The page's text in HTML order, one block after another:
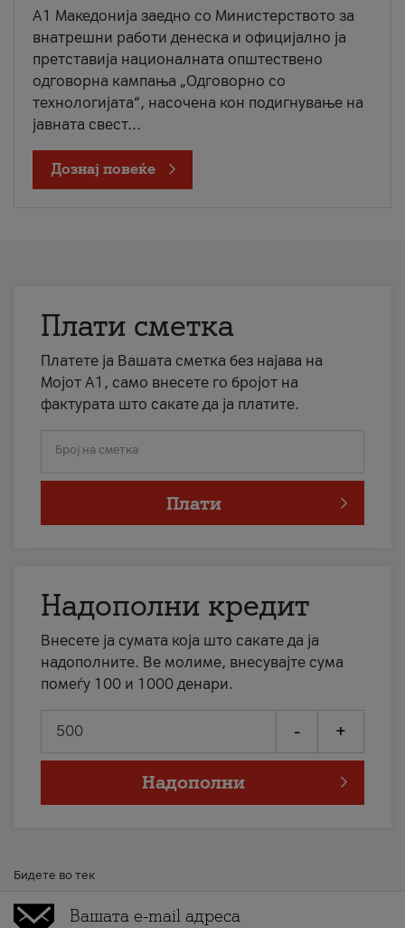
A1 Македонија заедно со Министерството за
внатрешни работи денеска и официјално ја
претставија националната општествено
одговорна кампања „Одговорно со
технологијата“, насочена кон подигнување на
јавната свест...
Дознај повеќе
Плати сметка
Платете ја Вашата сметка без најава на
Мојот А1, само внесете го бројот на
фактурата што сакате да ја платите.
Број на сметка
Плати
Надополни кредит
Внесете ја сумата која што сакате да ја
надополните. Ве молиме, внесувајте сума
помеѓу 100 и 1000 денари.
- +
Надополни
Бидете во тек